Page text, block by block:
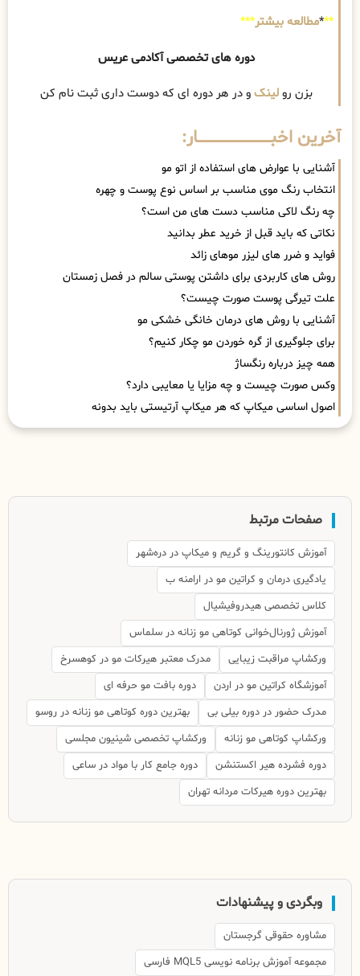
**
*مطالعه بیشتر***
دوره های تخصصی آکادمی عریس
بزن رولینکو در هر دوره ای که دوست داری ثبت نام کن
آخرین اخبــــــــــــــــــــــــــــــار:
آشنایی با عوارض های استفاده از اتو مو
انتخاب رنگ موی مناسب بر اساس نوع پوست و چهره
چه رنگ لاکی مناسب دست های من است؟
نکاتی که باید قبل از خرید عطر بدانید
فواید و ضرر های لیزر موهای زائد
روش های کاربردی برای داشتن پوستی سالم در فصل زمستان
علت تیرگی پوست صورت چیست؟
آشنایی با روش های درمان خانگی خشکی مو
برای جلوگیری از گره خوردن مو چکار کنیم؟
همه چیز درباره رنگساژ
وکس صورت چیست و چه مزایا یا معایبی دارد؟
اصول اساسی میکاپ که هر میکاپ آرتیستی باید بدونه
صفحات مرتبط
آموزش کانتورینگ و گریم و میکاپ در دره‌شهر
یادگیری درمان و کراتین مو در ارامنه ب
کلاس تخصصی هیدروفیشیال
آموزش ژورنال‌خوانی کوتاهی مو زنانه در سلماس
ورکشاپ مراقبت زیبایی
مدرک معتبر هیرکات مو در کوهسرخ
آموزشگاه کراتین مو در اردن
دوره بافت مو حرفه ای
مدرک حضور در دوره بیلی بی
بهترین دوره کوتاهی مو زنانه در روسو
ورکشاپ کوتاهی مو زنانه
ورکشاپ تخصصی شینیون مجلسی
دوره فشرده هیر اکستنشن
دوره جامع کار با مواد در ساعی
بهترین دوره هیرکات مردانه تهران
وبگردی و پیشنهادات
مشاوره حقوقی گرجستان
مجموعه آموزش برنامه نویسی MQL5 فارسی